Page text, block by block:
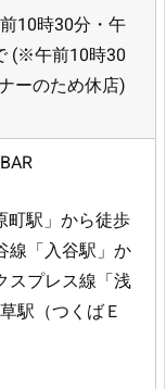
10時30分・午
(※午前10時30
ーのため休店)
町駅」から徒歩
線「入谷駅」か
スプレス線「浅
駅（つくばＥ